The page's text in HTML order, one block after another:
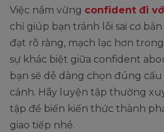
Việc nắm vững confident đi
chỉ giúp bạn tránh lỗi sai cơ
đạt rõ ràng, mạch lạc hơn
sự khác biệt giữa confident
bạn sẽ dễ dàng chọn đúng
cảnh. Hãy luyện tập thường
tập để biến kiến thức thành
giao tiếp nhé.